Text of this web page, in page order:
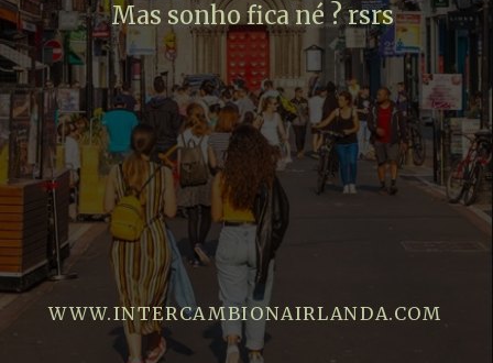
Mas sonho fica né ? rsrs
WWW.INTERCAMBIONAIRLANDA.COM